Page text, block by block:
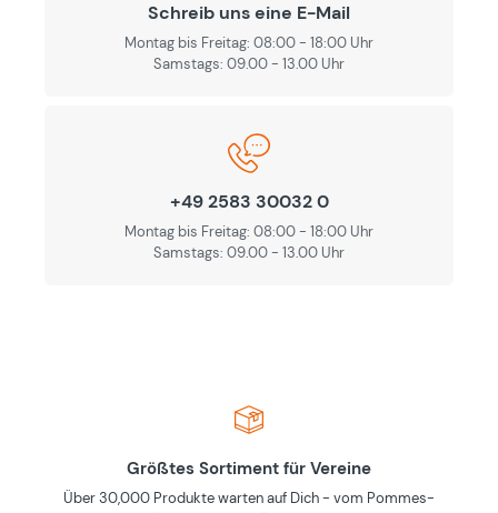
Schreib uns eine E-Mail
Montag bis Freitag: 08:00 - 18:00 Uhr
Samstags: 09.00 - 13.00 Uhr
+49 2583 30032 0
Montag bis Freitag: 08:00 - 18:00 Uhr
Samstags: 09.00 - 13.00 Uhr
Größtes Sortiment für Vereine
Über 30,000 Produkte warten auf Dich - vom Pommes-